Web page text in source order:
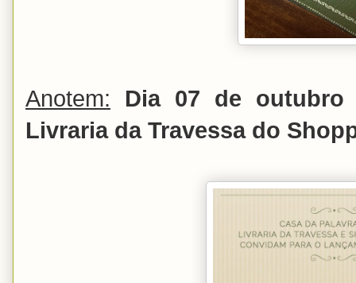
Anotem:
Dia 07 de
Livraria da Travessa do